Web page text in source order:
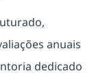
anuais
dedicado